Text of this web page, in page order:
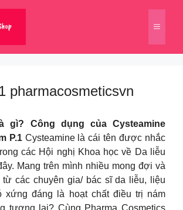
Menu
pharmacosmeticsvn
gì? Công dụng của Cysteamine
P.1 Cysteamine là cái tên được nhắc
các Hội nghị Khoa học về Da liễu
Mang trên mình nhiều mong đợi và
từ các chuyên gia/ bác sĩ da liễu, liệu
xứng đáng là hoạt chất điều trị nám
tương lai? Cùng Pharma Cosmetics